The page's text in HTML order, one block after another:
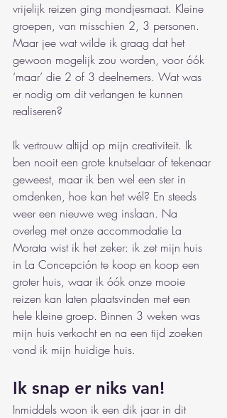
vrijelijk reizen ging mondjesmaat. Kleine
groepen, van misschien 2, 3 personen.
Maar jee wat wilde ik graag dat het
gewoon mogelijk zou worden, voor óók
‘maar’ die 2 of 3 deelnemers. Wat was
er nodig om dit verlangen te kunnen
realiseren?
Ik vertrouw altijd op mijn creativiteit. Ik
ben nooit een grote knutselaar of tekenaar
geweest, maar ik ben wel een ster in
omdenken, hoe kan het wél? En steeds
weer een nieuwe weg inslaan. Na
overleg met onze accommodatie La
Morata wist ik het zeker: ik zet mijn huis
in La Concepción te koop en koop een
groter huis, waar ik óók onze mooie
reizen kan laten plaatsvinden met een
hele kleine groep. Binnen 3 weken was
mijn huis verkocht en na een tijd zoeken
vond ik mijn huidige huis.
Ik snap er niks van!
Inmiddels woon ik een dik jaar in dit